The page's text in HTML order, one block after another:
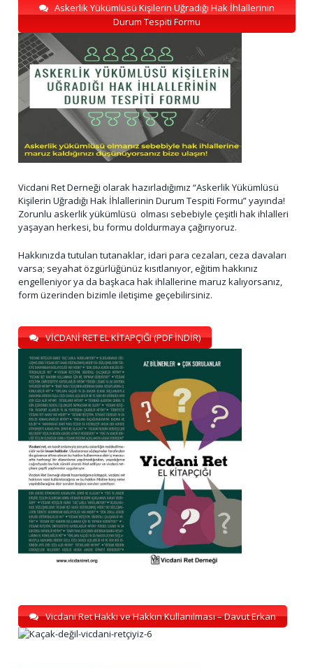
Askerlik Yükümlüsü Kişilerin Uğradığı Hak İhlallerinin
Durum Tespiti Formu
Vicdani Ret Derneği olarak hazırladığımız “Askerlik Yükümlüsü
Kişilerin Uğradığı Hak İhlallerinin Durum Tespiti Formu” yayında!
Zorunlu askerlik yükümlüsü olması sebebiyle çeşitli hak ihlalleri
yaşayan herkesi, bu formu doldurmaya çağırıyoruz.
Hakkınızda tutulan tutanaklar, idari para cezaları, ceza davaları
varsa; seyahat özgürlüğünüz kısıtlanıyor, eğitim hakkınız
engelleniyor ya da başkaca hak ihlallerine maruz kalıyorsanız,
form üzerinden bizimle iletişime geçebilirsiniz.
VİCDANİ RET EL KİTAPÇIĞI (PDF İNDİR)
Vicdani Ret Hakkı ve Hakkın Kullanılması – Davut Erkan